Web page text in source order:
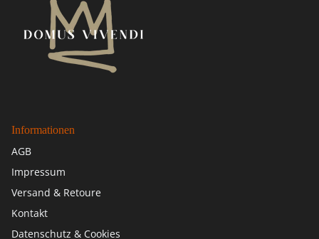
Informationen
AGB
Impressum
Versand & Retoure
Kontakt
Datenschutz & Cookies